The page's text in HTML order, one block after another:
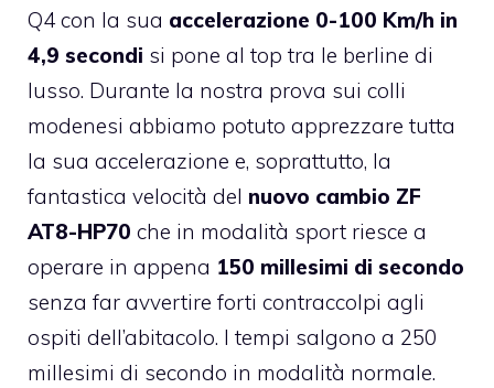
Q4 con la sua accelerazione 0-100 Km/h in
4,9 secondi si pone al top tra le berline di
lusso. Durante la nostra prova sui colli
modenesi abbiamo potuto apprezzare tutta
la sua accelerazione e, soprattutto, la
fantastica velocità del nuovo cambio ZF
AT8-HP70 che in modalità sport riesce a
operare in appena 150 millesimi di secondo
senza far avvertire forti contraccolpi agli
ospiti dell’abitacolo. I tempi salgono a 250
millesimi di secondo in modalità normale.